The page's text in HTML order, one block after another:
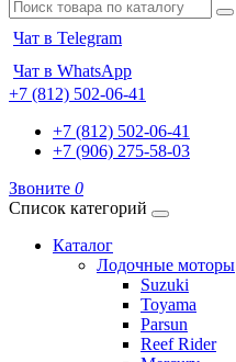
Чат в Telegram
Чат в WhatsApp
+7 (812) 502-06-41
+7 (812) 502-06-41
+7 (906) 275-58-03
Звоните 0
Список категорий
Каталог
Лодочные моторы
Suzuki
Toyama
Parsun
Reef Rider